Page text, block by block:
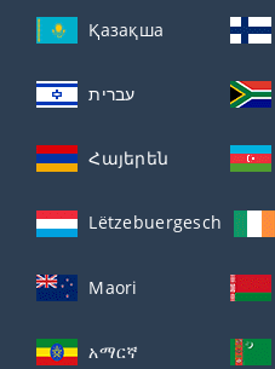
Қазақша
עברית
Հայերեն
Lëtzebuergesch
Maori
አማርኛ